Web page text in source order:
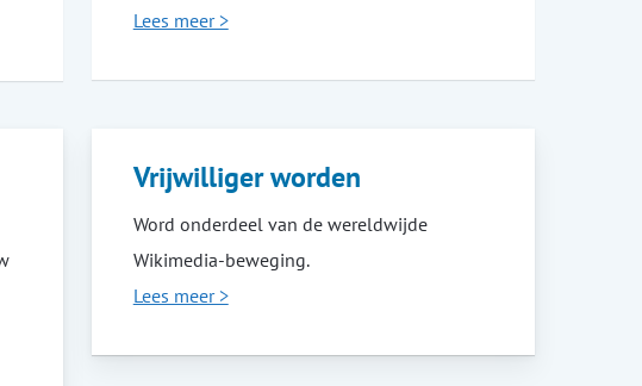
Lees meer >
Vrijwilliger worden
Word onderdeel van de wereldwijde
Wikimedia-beweging.
Lees meer >